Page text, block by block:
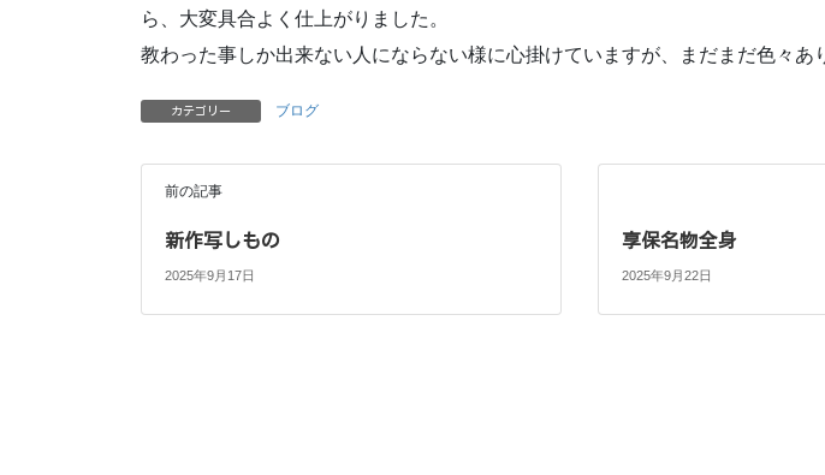
ら、大変具合よく仕上がりました。
教わった事しか出来ない人にならない様に心掛けていますが、まだまだ色々あ
カテゴリー ブログ
前の記事
新作写しもの
2025年9月17日
享保名物全身
2025年9月22日